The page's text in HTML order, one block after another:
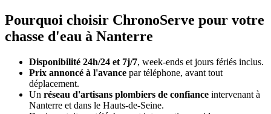
Pourquoi choisir ChronoServe pour votre
chasse d'eau à Nanterre
Disponibilité 24h/24 et 7j/7, week-ends et jours fériés inclus.
Prix annoncé à l'avance par téléphone, avant tout
déplacement.
Un réseau d'artisans plombiers de confiance intervenant à
Nanterre et dans le Hauts-de-Seine.